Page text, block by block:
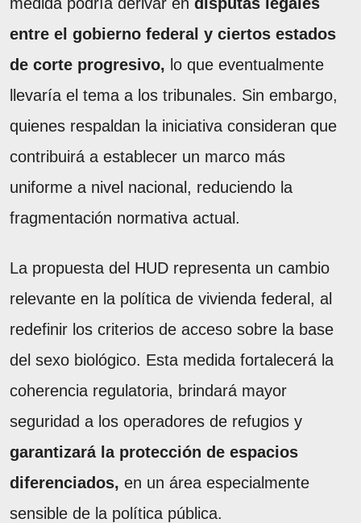
entre el gobierno federal y ciertos estados
de corte progresivo, lo que eventualmente
llevaría el tema a los tribunales. Sin embargo,
quienes respaldan la iniciativa consideran que
contribuirá a establecer un marco más
uniforme a nivel nacional, reduciendo la
fragmentación normativa actual.
La propuesta del HUD representa un cambio
relevante en la política de vivienda federal, al
redefinir los criterios de acceso sobre la base
del sexo biológico. Esta medida fortalecerá la
coherencia regulatoria, brindará mayor
seguridad a los operadores de refugios y
garantizará la protección de espacios
diferenciados, en un área especialmente
sensible de la política pública.